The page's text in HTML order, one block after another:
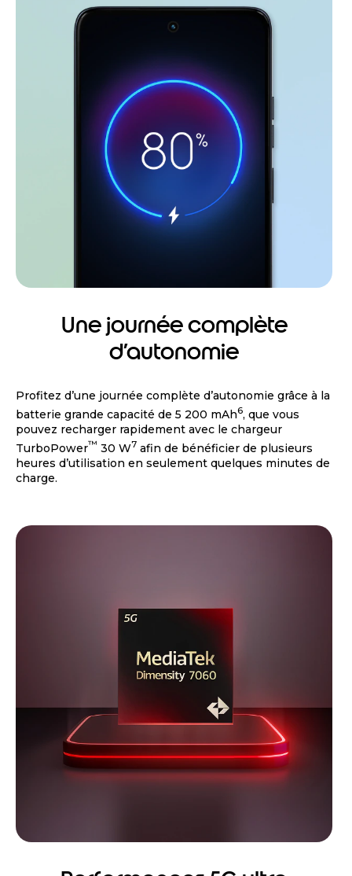
Une journée complète
d’autonomie
Profitez d’une journée complète d’autonomie grâce à la
batterie grande capacité de 5 200 mAh6, que vous
pouvez recharger rapidement avec le chargeur
TurboPower™ 30 W7 afin de bénéficier de plusieurs
heures d’utilisation en seulement quelques minutes de
charge.